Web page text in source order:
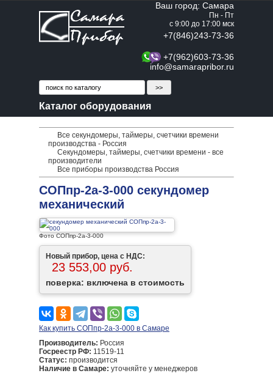
Ваш город: Самара
Пн - Пт
с 9:00 до 17:00 мск
+7(846)243-73-36
+7(962)603-73-36
info@samarapribor.ru
Каталог оборудования
Все секундомеры, таймеры, счетчики времени
производства - Россия
Секундомеры, таймеры, счетчики времени - все
производители
Все приборы производства Россия
СОПпр-2а-3-000 секундомер
механический
Фото СОПпр-2а-3-000
Новый прибор, цена с НДС:
23 553,00 руб.
поверка: включена в стоимость
Как купить СОПпр-2а-3-000 в Самаре
Производитель: Россия
Госреестр РФ: 11519-11
Статус: производится
Наличие в Самаре: уточняйте у менеджеров